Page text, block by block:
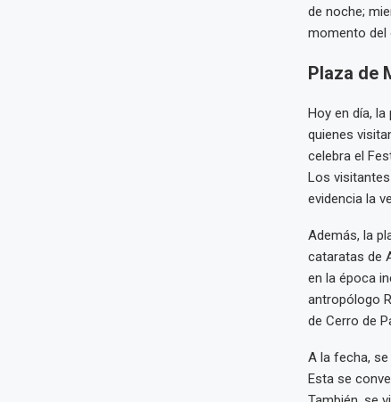
de noche;
momento del
Plaza de
Hoy en día,
quienes
celebra el
Los
evidencia la
Además, la
cataratas de
en la época
antropólogo
de Cerro de
A la fecha,
Esta se